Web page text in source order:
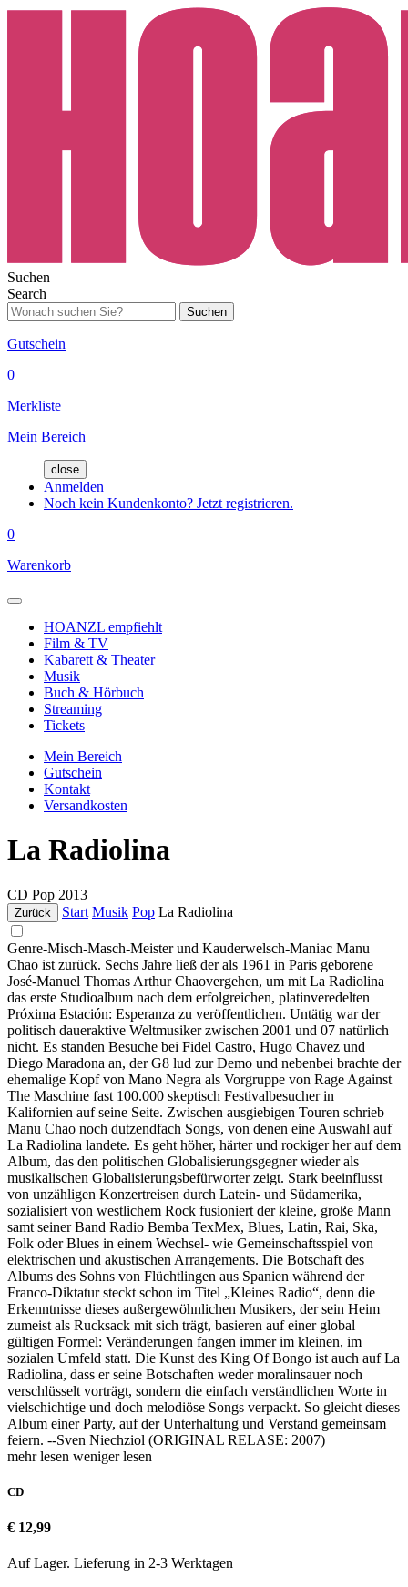
Suchen
Search
Suchen
Gutschein
0
Merkliste
Mein Bereich
close
Anmelden
Noch kein Kundenkonto? Jetzt registrieren.
0
Warenkorb
HOANZL empfiehlt
Film & TV
Kabarett & Theater
Musik
Buch & Hörbuch
Streaming
Tickets
Mein Bereich
Gutschein
Kontakt
Versandkosten
La Radiolina
CD Pop 2013
Zurück Start Musik Pop La Radiolina
Genre-Misch-Masch-Meister und Kauderwelsch-Maniac Manu
Chao ist zurück. Sechs Jahre ließ der als 1961 in Paris geborene
José-Manuel Thomas Arthur Chaovergehen, um mit La Radiolina
das erste Studioalbum nach dem erfolgreichen, platinveredelten
Próxima Estación: Esperanza zu veröffentlichen. Untätig war der
politisch daueraktive Weltmusiker zwischen 2001 und 07 natürlich
nicht. Es standen Besuche bei Fidel Castro, Hugo Chavez und
Diego Maradona an, der G8 lud zur Demo und nebenbei brachte der
ehemalige Kopf von Mano Negra als Vorgruppe von Rage Against
The Maschine fast 100.000 skeptisch Festivalbesucher in
Kalifornien auf seine Seite. Zwischen ausgiebigen Touren schrieb
Manu Chao noch dutzendfach Songs, von denen eine Auswahl auf
La Radiolina landete. Es geht höher, härter und rockiger her auf dem
Album, das den politischen Globalisierungsgegner wieder als
musikalischen Globalisierungsbefürworter zeigt. Stark beeinflusst
von unzähligen Konzertreisen durch Latein- und Südamerika,
sozialisiert von westlichem Rock fusioniert der kleine, große Mann
samt seiner Band Radio Bemba TexMex, Blues, Latin, Rai, Ska,
Folk oder Blues in einem Wechsel- wie Gemeinschaftsspiel von
elektrischen und akustischen Arrangements. Die Botschaft des
Albums des Sohns von Flüchtlingen aus Spanien während der
Franco-Diktatur steckt schon im Titel „Kleines Radio“, denn die
Erkenntnisse dieses außergewöhnlichen Musikers, der sein Heim
zumeist als Rucksack mit sich trägt, basieren auf einer global
gültigen Formel: Veränderungen fangen immer im kleinen, im
sozialen Umfeld statt. Die Kunst des King Of Bongo ist auch auf La
Radiolina, dass er seine Botschaften weder moralinsauer noch
verschlüsselt vorträgt, sondern die einfach verständlichen Worte in
vielschichtige und doch melodiöse Songs verpackt. So gleicht dieses
Album einer Party, auf der Unterhaltung und Verstand gemeinsam
feiern. --Sven Niechziol (ORIGINAL RELASE: 2007)
mehr lesen weniger lesen
CD
€ 12,99
Auf Lager. Lieferung in 2-3 Werktagen